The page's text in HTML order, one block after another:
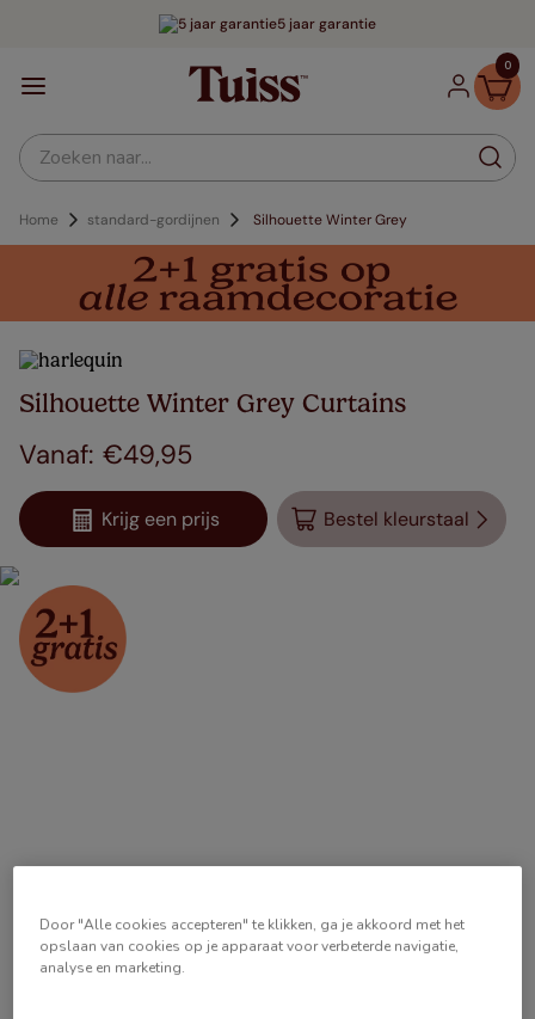
5 jaar garantie
0
Zoeken naar...
Home standard-gordijnen Silhouette Winter Grey
Silhouette Winter Grey Curtains
€49,95
Krijg een prijs Bestel kleurstaal
Door "Alle cookies accepteren" te klikken, ga je akkoord met het
opslaan van cookies op je apparaat voor verbeterde navigatie,
analyse en marketing.